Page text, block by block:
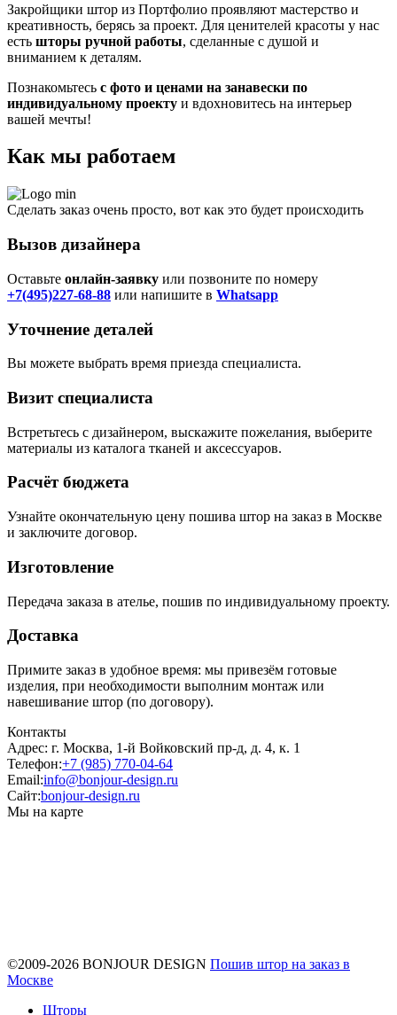
Закройщики штор из Портфолио проявляют мастерство и
креативность, берясь за проект. Для ценителей красоты у нас
есть шторы ручной работы, сделанные с душой и
вниманием к деталям.
Познакомьтесь с фото и ценами на занавески по
индивидуальному проекту и вдохновитесь на интерьер
вашей мечты!
Как мы работаем
Сделать заказ очень просто, вот как это будет происходить
Вызов дизайнера
Оставьте онлайн-заявку или позвоните по номеру
+7(495)227-68-88 или напишите в Whatsapp
Уточнение деталей
Вы можете выбрать время приезда специалиста.
Визит специалиста
Встретьтесь с дизайнером, выскажите пожелания, выберите
материалы из каталога тканей и аксессуаров.
Расчёт бюджета
Узнайте окончательную цену пошива штор на заказ в Москве
и заключите договор.
Изготовление
Передача заказа в ателье, пошив по индивидуальному проекту.
Доставка
Примите заказ в удобное время: мы привезём готовые
изделия, при необходимости выполним монтаж или
навешивание штор (по договору).
Контакты
Адрес: г. Москва, 1-й Войковский пр-д, д. 4, к. 1
Телефон:+7 (985) 770-04-64
Email:info@bonjour-design.ru
Сайт:bonjour-design.ru
Мы на карте
©2009-2026 BONJOUR DESIGN Пошив штор на заказ в
Москве
Шторы